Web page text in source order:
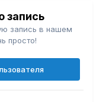
запись
запись в нашем
просто!